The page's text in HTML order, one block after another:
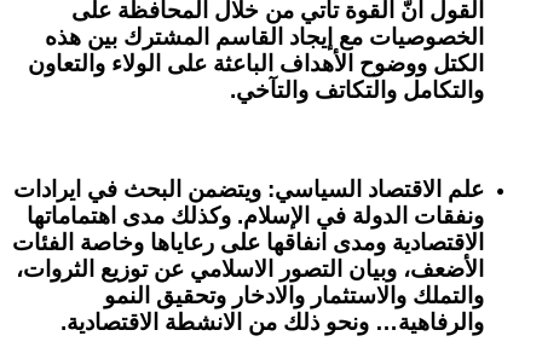
القول أنّ القوة تأتي من خلال المحافظة على
الخصوصيات مع إيجاد القاسم المشترك بين هذه
الكتل ووضوح الأهداف الباعثة على الولاء والتعاون
والتكامل والتكاتف والتآخي.
علم الاقتصاد السياسي: ويتضمن البحث في ايرادات
ونفقات الدولة في الإسلام. وكذلك مدى اهتماماتها
الاقتصادية ومدى انفاقها على رعاياها وخاصة الفئات
الأضعف، وبيان التصور الاسلامي عن توزيع الثروات،
والتملك والاستثمار والادخار وتحقيق النمو
والرفاهية… ونحو ذلك من الانشطة الاقتصادية.